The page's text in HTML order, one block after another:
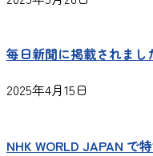
毎日新聞に掲載されまし
2025年4月15日
NHK WORLD JAPAN で